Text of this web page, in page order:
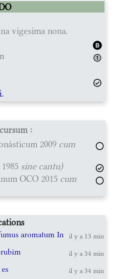
vigesima nona.
:
2009 cum
sine cantu)
OCO 2015 cum
aromatum In il y a 13 min
il y a 34 min
il y a 34 min